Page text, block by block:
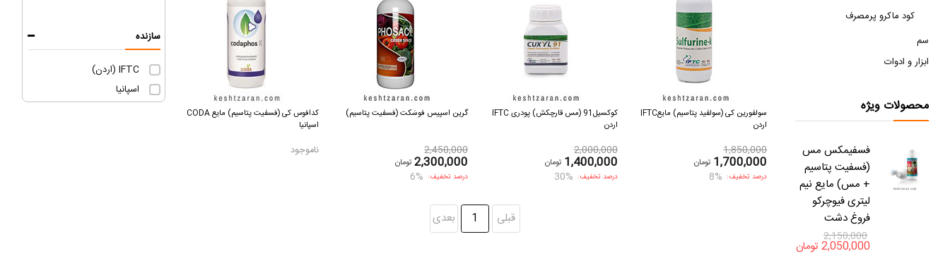
سازنده
IFTC (اردن)
اسپانیا
سولفورین کی (سولفید پتاسیم) مایعIFTC
اردن
1,850,000
1,700,000 تومان
درصد تخفیف: 8%
کوکسیل91 (مس قارچکش) پودری IFTC
اردن
2,000,000
1,400,000 تومان
درصد تخفیف: 30%
گرین اسپیس فوسَکت (فسفیت پتاسیم)
2,450,000
2,300,000 تومان
درصد تخفیف: 6%
کدافوس کی (فسفیت پتاسیم) مایع CODA
اسپانیا
ناموجود
قبلی 1 بعدی
کود ماکرو پرمصرف
سم
ابزار و ادوات
محصولات ویژه
فسفیمکس مس
(فسفیت پتاسیم
+ مس) مایع نیم
لیتری فیوچرکو
فروغ دشت
2,150,000
2,050,000تومان